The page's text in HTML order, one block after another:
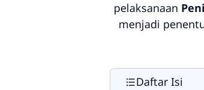
pelaksanaan
menjadi
Daftar Isi